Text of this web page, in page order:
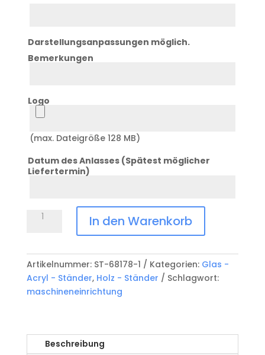
Darstellungsanpassungen möglich.
Bemerkungen
Bemerkung
Logo
Logo
(max. Dateigröße 128 MB)
Datum des Anlasses (Spätest möglicher
Liefertermin)
Holz-
68189
Menge
In den Warenkorb
Artikelnummer: ST-68178-1 Kategorien: Glas -
Acryl - Ständer, Holz - Ständer
Schlagwort:
maschineneinrichtung
Beschreibung